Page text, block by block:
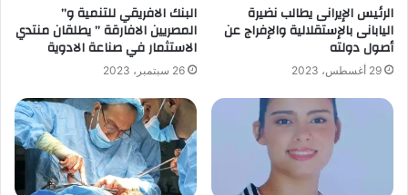
الرئيس الإيرانى يطالب نضيرة
اليابانى بالإستقلالية والإفراج عن
أصول دولته
29 أغسطس، 2023
البنك الافريقي للتنمية و”
المصريين الافارقة ” يطلقان منتدي
الاستثمار في صناعة الادوية
26 سبتمبر، 2023